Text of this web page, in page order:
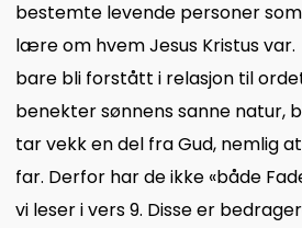
bestemte levende personer
lære om hvem Jesus Kristus var.
bare bli forstått i relasjon til
benekter sønnens sanne natur,
tar vekk en del fra Gud, nemlig
far. Derfor har de ikke «både
vi leser i vers 9. Disse er